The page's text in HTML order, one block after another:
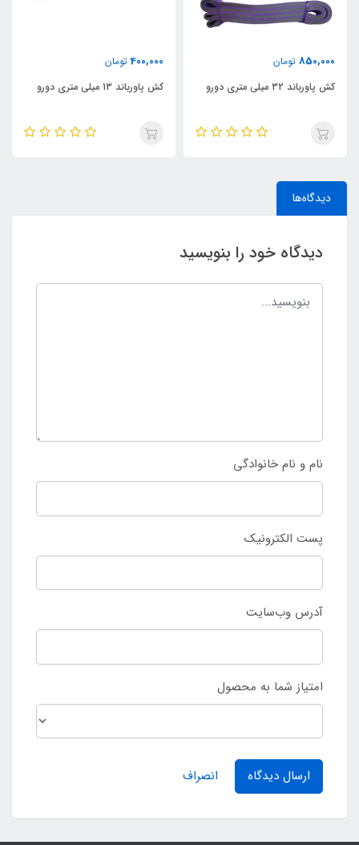
850,000 تومان
کش پاورباند 32 میلی متری دورو
400,000 تومان
کش پاورباند 13 میلی متری دورو
دیدگاه‌ها
دیدگاه خود را بنویسید
نام و نام خانوادگی
پست الکترونیک
آدرس وب‌سایت
امتیاز شما به محصول
ارسال دیدگاه انصراف